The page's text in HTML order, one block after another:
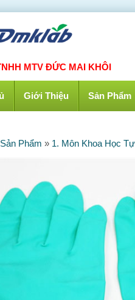
MTV ĐỨC MAI KHÔI
Giới Thiệu Sản Phẩm
Sản Phẩm » 1. Môn Khoa Học